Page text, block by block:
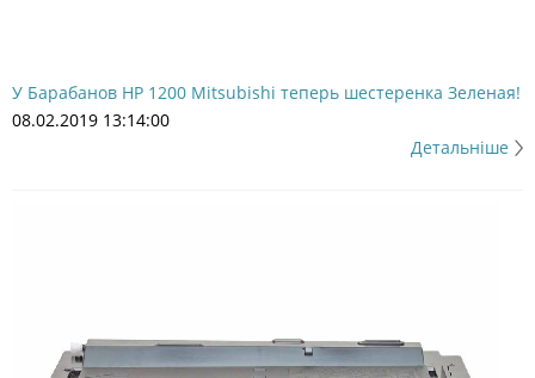
У Барабанов НР 1200 Mitsubishi теперь шестеренка Зеленая!
08.02.2019 13:14:00
Детальніше